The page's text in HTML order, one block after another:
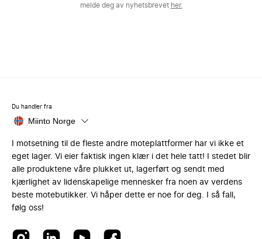
melde deg av nyhetsbrevet her.
Du handler fra
Miinto Norge
I motsetning til de fleste andre moteplattformer har vi ikke et
eget lager. Vi eier faktisk ingen klær i det hele tatt! I stedet blir
alle produktene våre plukket ut, lagerført og sendt med
kjærlighet av lidenskapelige mennesker fra noen av verdens
beste motebutikker. Vi håper dette er noe for deg. I så fall,
følg oss!